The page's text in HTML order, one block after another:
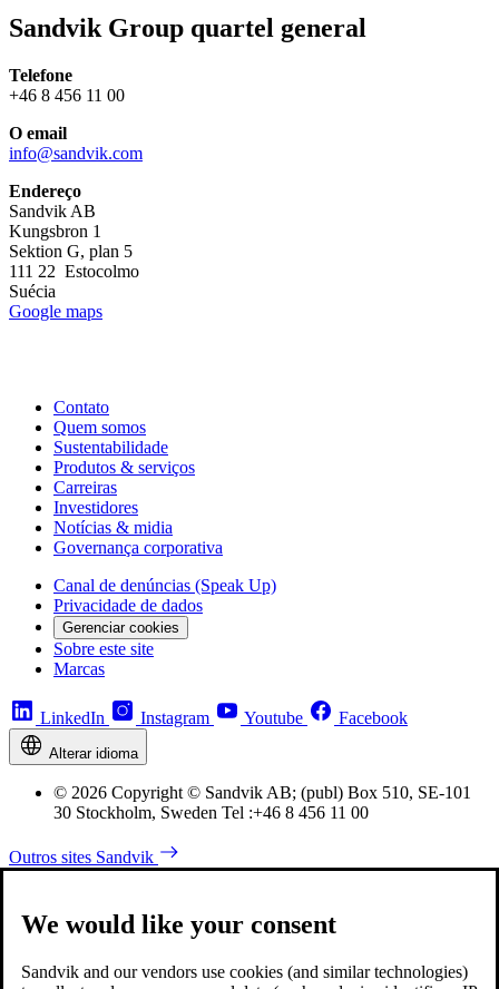
Sandvik Group quartel general
Telefone
+46 8 456 11 00
O email
info@sandvik.com
Endereço
Sandvik AB
Kungsbron 1
Sektion G, plan 5
111 22 Estocolmo
Suécia
Google maps
Contato
Quem somos
Sustentabilidade
Produtos & serviços
Carreiras
Investidores
Notícias & midia
Governança corporativa
Canal de denúncias (Speak Up)
Privacidade de dados
Gerenciar cookies
Sobre este site
Marcas
LinkedIn Instagram Youtube Facebook
Alterar idioma
© 2026 Copyright © Sandvik AB; (publ) Box 510, SE-101
30 Stockholm, Sweden Tel :+46 8 456 11 00
Outros sites Sandvik
We would like your consent
Sandvik and our vendors use cookies (and similar technologies)